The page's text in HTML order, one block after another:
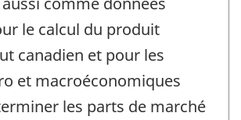
le calcul du produit
canadien et pour les
et macroéconomiques
les parts de marché